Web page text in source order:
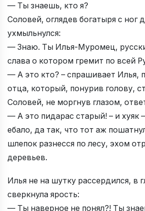
— Ты знаешь, кто я?
Соловей, оглядев богатыря с ног
ухмыльнулся:
— Знаю. Ты Илья-Муромец,
слава о котором гремит по всей
— А это кто? – спрашивает Илья,
отца, который, понурив голову,
Соловей, не моргнув глазом,
— А это пидарас старый! – и хуяк
ебало, да так, что тот аж
шлепок разнесся по лесу, эхом
деревьев.
Илья не на шутку рассердился, в
сверкнула ярость:
— Ты наверное не понял?! Ты